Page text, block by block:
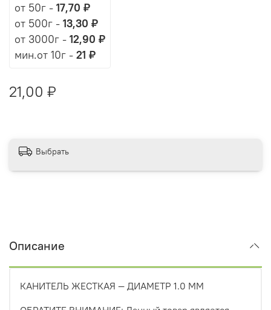
от 50г - 17,70 ₽
от 500г - 13,30 ₽
от 3000г - 12,90 ₽
мин.от 10г - 21 ₽
21,00 ₽
Выбрать
Описание
КАНИТЕЛЬ ЖЕСТКАЯ — ДИАМЕТР 1.0 ММ